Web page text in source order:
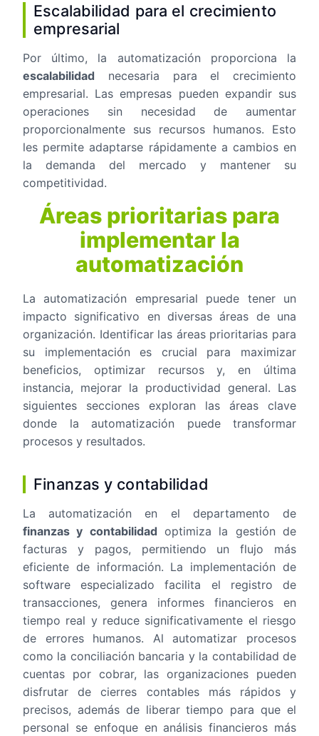
Escalabilidad para el crecimiento
empresarial
Por último, la automatización proporciona la
escalabilidad necesaria para el crecimiento
empresarial. Las empresas pueden expandir sus
operaciones sin necesidad de aumentar
proporcionalmente sus recursos humanos. Esto
les permite adaptarse rápidamente a cambios en
la demanda del mercado y mantener su
competitividad.
Áreas prioritarias para
implementar la
automatización
La automatización empresarial puede tener un
impacto significativo en diversas áreas de una
organización. Identificar las áreas prioritarias para
su implementación es crucial para maximizar
beneficios, optimizar recursos y, en última
instancia, mejorar la productividad general. Las
siguientes secciones exploran las áreas clave
donde la automatización puede transformar
procesos y resultados.
Finanzas y contabilidad
La automatización en el departamento de
finanzas y contabilidad optimiza la gestión de
facturas y pagos, permitiendo un flujo más
eficiente de información. La implementación de
software especializado facilita el registro de
transacciones, genera informes financieros en
tiempo real y reduce significativamente el riesgo
de errores humanos. Al automatizar procesos
como la conciliación bancaria y la contabilidad de
cuentas por cobrar, las organizaciones pueden
disfrutar de cierres contables más rápidos y
precisos, además de liberar tiempo para que el
personal se enfoque en análisis financieros más